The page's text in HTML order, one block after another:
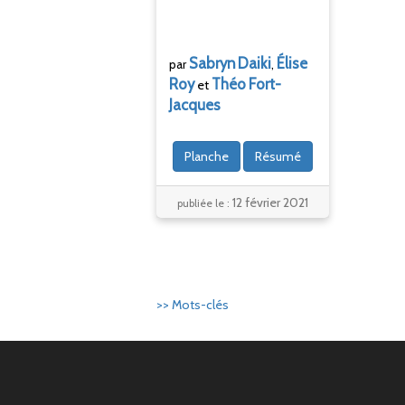
parSabryn Daiki, Élise
Royet Théo Fort-
Jacques
Planche Résumé
publiée le :12 février 2021
>> Mots-clés